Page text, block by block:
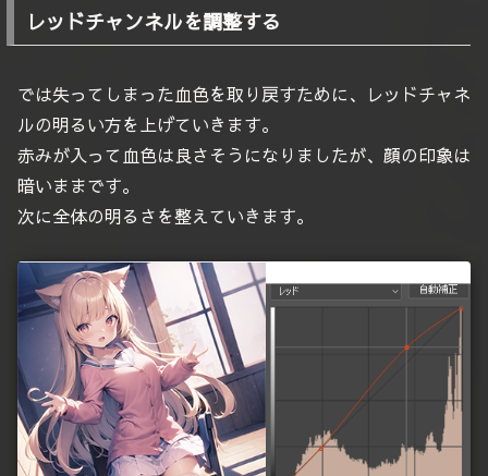
レッドチャンネルを調整する
では失ってしまった血色を取り戻すために、レッドチャネ
ルの明るい方を上げていきます。
赤みが入って血色は良さそうになりましたが、顔の印象は
暗いままです。
次に全体の明るさを整えていきます。